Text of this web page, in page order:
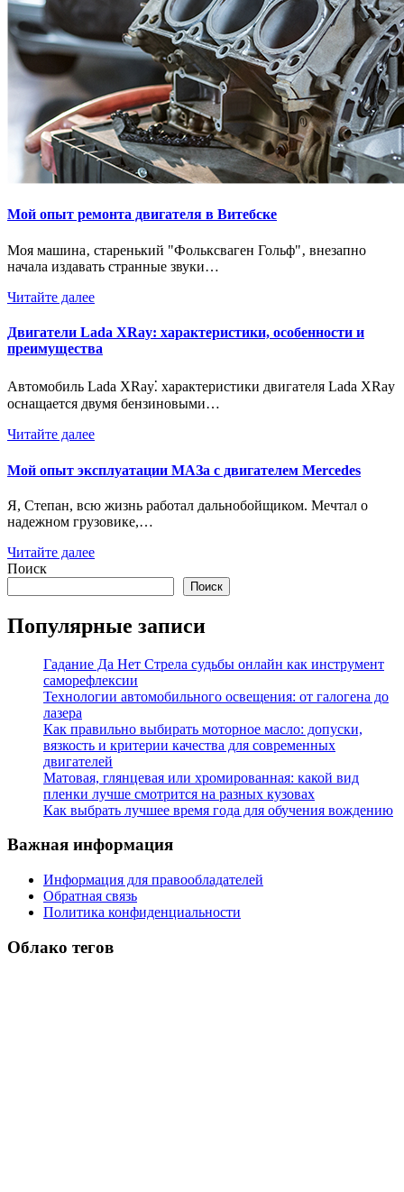
Мой опыт ремонта двигателя в Витебске
Моя машина‚ старенький "Фольксваген Гольф"‚ внезапно
начала издавать странные звуки…
Читайте далее
Двигатели Lada XRay: характеристики, особенности и
преимущества
Автомобиль Lada XRay⁚ характеристики двигателя Lada XRay
оснащается двумя бензиновыми…
Читайте далее
Мой опыт эксплуатации МАЗа с двигателем Mercedes
Я, Степан, всю жизнь работал дальнобойщиком. Мечтал о
надежном грузовике,…
Читайте далее
Поиск
Поиск
Популярные записи
Гадание Да Нет Стрела судьбы онлайн как инструмент
саморефлексии
Технологии автомобильного освещения: от галогена до
лазера
Как правильно выбирать моторное масло: допуски,
вязкость и критерии качества для современных
двигателей
Матовая, глянцевая или хромированная: какой вид
пленки лучше смотрится на разных кузовах
Как выбрать лучшее время года для обучения вождению
Важная информация
Информация для правообладателей
Обратная связь
Политика конфиденциальности
Облако тегов